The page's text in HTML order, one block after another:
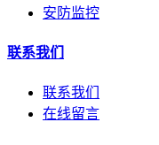
安防监控
联系我们
联系我们
在线留言